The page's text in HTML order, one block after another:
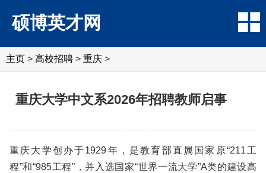
硕博英才网
主页 > 高校招聘 > 重庆 >
重庆大学中文系2026年招聘教师启事
重庆大学创办于1929年，是教育部直属国家原“211工
程”和“985工程”，并入选国家“世界一流大学”A类的建设高